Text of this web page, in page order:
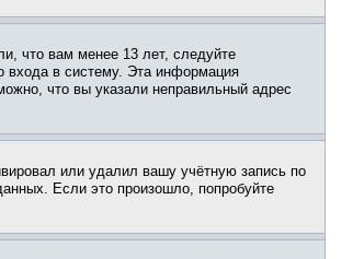
что вам менее 13 лет, следуйте
входа в систему. Эта информация
что вы указали неправильный адрес
или удалил вашу учётную запись по
Если это произошло, попробуйте